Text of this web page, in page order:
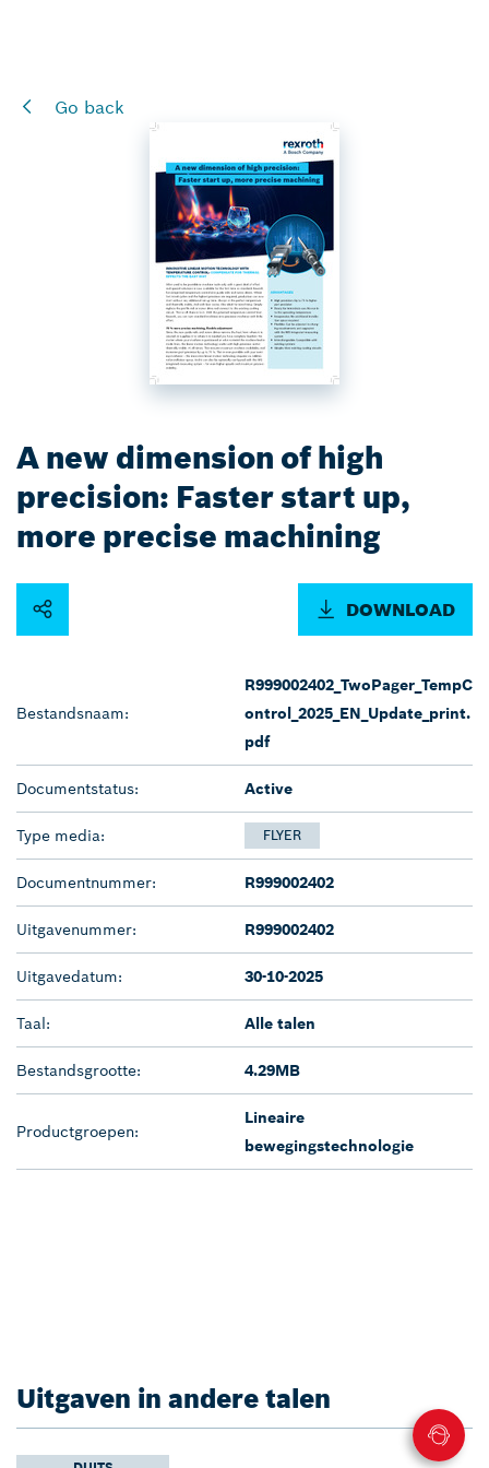
Go back
A new dimension of high
precision: Faster start up,
more precise machining
DOWNLOAD
Bestandsnaam:
R999002402_TwoPager_TempC
ontrol_2025_EN_Update_print.
pdf
Documentstatus: Active
Type media: FLYER
Documentnummer: R999002402
Uitgavenummer: R999002402
Uitgavedatum: 30-10-2025
Taal: Alle talen
Bestandsgrootte: 4.29MB
Productgroepen:
Lineaire
bewegingstechnologie
Uitgaven in andere talen